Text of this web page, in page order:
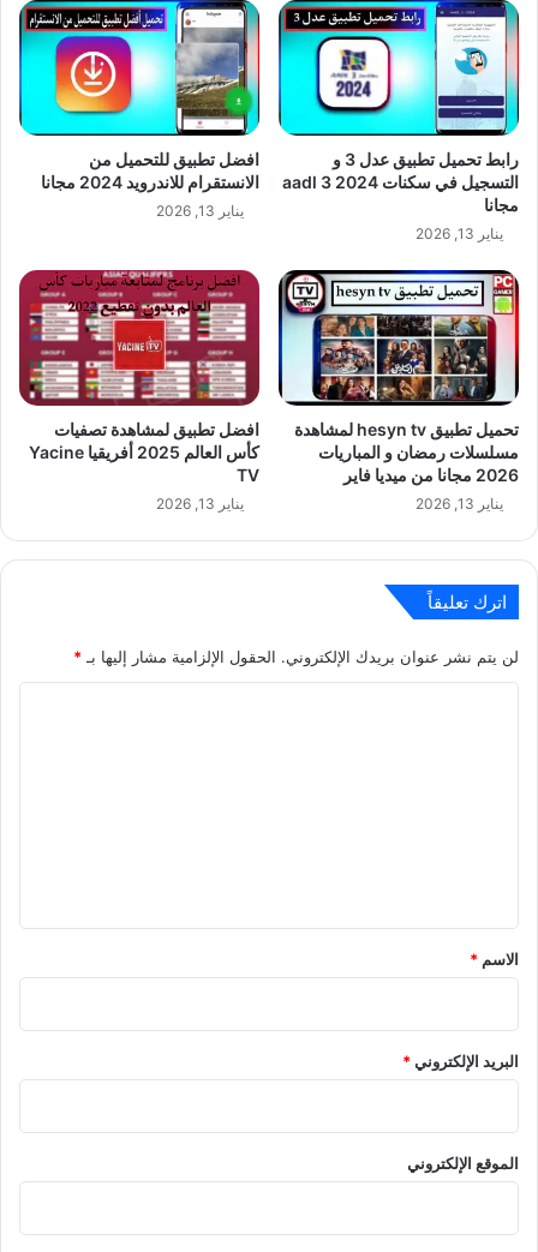
رابط تحميل تطبيق عدل 3 و
التسجيل في سكنات aadl 3 2024
مجانا
يناير 13, 2026
افضل تطبيق للتحميل من
الانستقرام للاندرويد 2024 مجانا
يناير 13, 2026
تحميل تطبيق hesyn tv لمشاهدة
مسلسلات رمضان و المباريات
2026 مجانا من ميديا فاير
يناير 13, 2026
افضل تطبيق لمشاهدة تصفيات
كأس العالم 2025 أفريقيا Yacine
TV
يناير 13, 2026
اترك تعليقاً
لن يتم نشر عنوان بريدك الإلكتروني. الحقول الإلزامية مشار إليها بـ *
*
الاسم *
البريد الإلكتروني*
الموقع الإلكتروني